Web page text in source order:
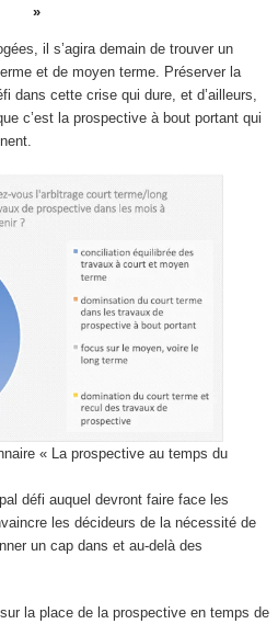
il s’agira demain de trouver un
et de moyen terme. Préserver la
dans cette crise qui dure, et d’ailleurs,
c’est la prospective à bout portant qui
« La prospective au temps du
défi auquel devront faire face les
les décideurs de la nécessité de
un cap dans et au-delà des
la place de la prospective en temps de